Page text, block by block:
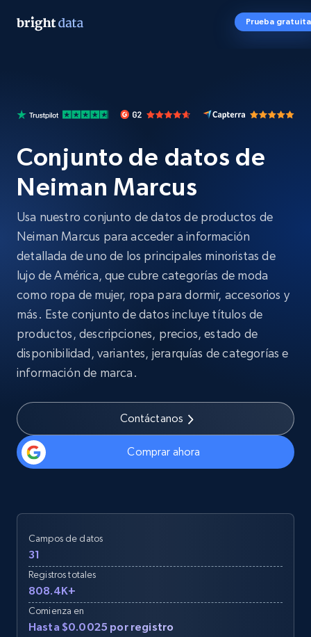
Prueba gratuita
Conjunto de datos de
Neiman Marcus
Usa nuestro conjunto de datos de productos de
Neiman Marcus para acceder a información
detallada de uno de los principales minoristas de
lujo de América, que cubre categorías de moda
como ropa de mujer, ropa para dormir, accesorios y
más. Este conjunto de datos incluye títulos de
productos, descripciones, precios, estado de
disponibilidad, variantes, jerarquías de categorías e
información de marca.
Contáctanos
Comprar ahora
Campos de datos
31
Registros totales
808.4K+
Comienza en
Hasta $0.0025 por registro